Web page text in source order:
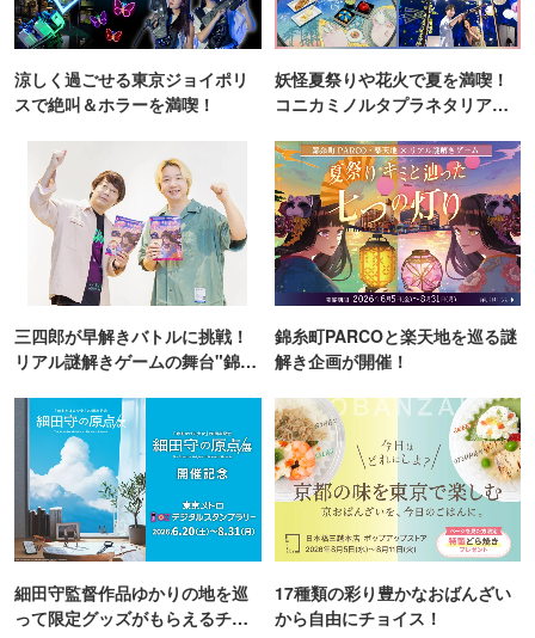
涼しく過ごせる東京ジョイポリ
スで絶叫＆ホラーを満喫！
妖怪夏祭りや花火で夏を満喫！
コニカミノルタプラネタリア
三四郎が早解きバトルに挑戦！
リアル謎解きゲームの舞台"錦糸
錦糸町PARCOと楽天地を巡る謎
解き企画が開催！
細田守監督作品ゆかりの地を巡
って限定グッズがもらえるチャ
17種類の彩り豊かなおばんざい
から自由にチョイス！